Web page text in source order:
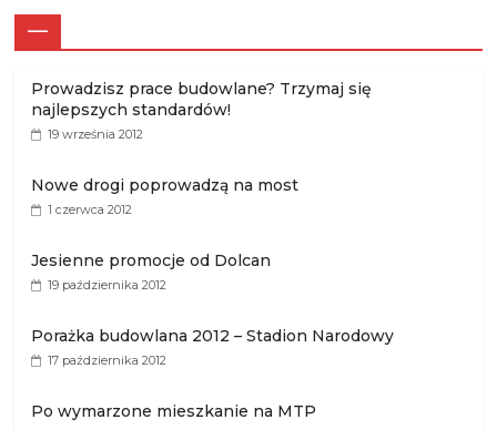
—
Prowadzisz prace budowlane? Trzymaj się
najlepszych standardów!
19 września 2012
Nowe drogi poprowadzą na most
1 czerwca 2012
Jesienne promocje od Dolcan
19 października 2012
Porażka budowlana 2012 – Stadion Narodowy
17 października 2012
Po wymarzone mieszkanie na MTP